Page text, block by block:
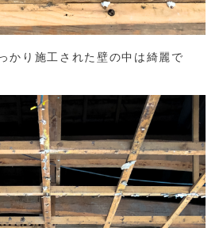
かり施工された壁の中は綺麗で